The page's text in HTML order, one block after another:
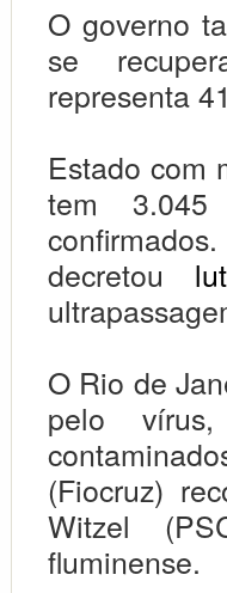
O governo
se
representa
Estado com
tem
decretou
O Rio de
pelo
(Fiocruz)
Witzel
fluminense.